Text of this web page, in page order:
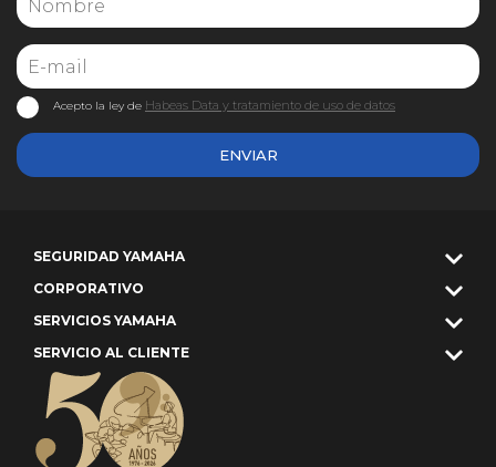
ENVIAR
Acepto la ley de Habeas Data y tratamiento de uso de datos
SEGURIDAD YAMAHA
CORPORATIVO
SERVICIOS YAMAHA
SERVICIO AL CLIENTE